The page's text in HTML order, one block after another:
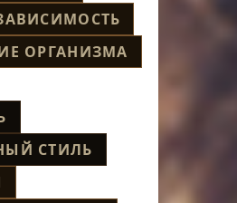
ОРГАНИЗМА
СТИЛЬ